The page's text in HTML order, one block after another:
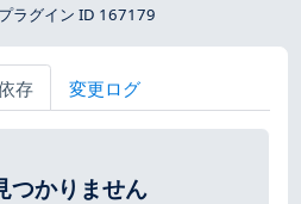
ラグイン ID 167179
存 変更ログ
つかりません